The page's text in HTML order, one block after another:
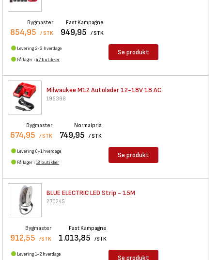
Bygmaster
854,95 / STK
Fast Kampagne
949,95 / STK
Levering 2-3 hverdage
På lager i 47 butikker
Se produkt
Milwaukee M12 Autolader 12-18V18 AC
195398
Bygmaster
674,95 / STK
Normalpris
749,95 / STK
Levering 0-1 hverdage
På lager i 18 butikker
Se produkt
BLUE ELECTRIC LED Strip - 15M
270245
Bygmaster
912,55 /STK
Fast Kampagne
1.013,85 /STK
Levering 1-2 hverdage Se produkt